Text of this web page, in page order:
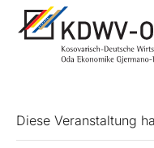
Diese Veranstaltung